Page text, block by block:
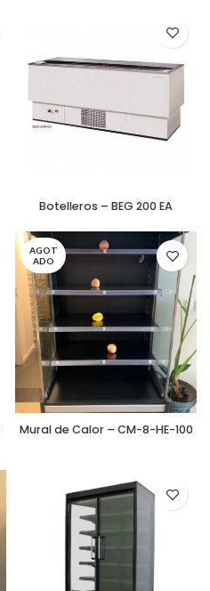
Botelleros – BEG 200 EA
AGOT
ADO
Mural de Calor – CM-8-HE-100